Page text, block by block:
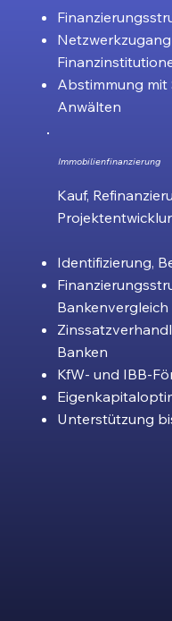
Abstimmung
Anwälten
Immobilienfinanzierung
Kauf,
Identifizierung,
Bankenvergleich
Banken
KfW- und IBB-
Unterstützung